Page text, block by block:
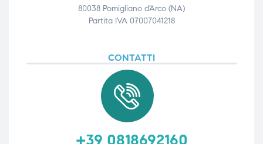
80038 Pomigliano d'Arco (NA)
Partita IVA 07007041218
CONTATTI
+39 0818692160